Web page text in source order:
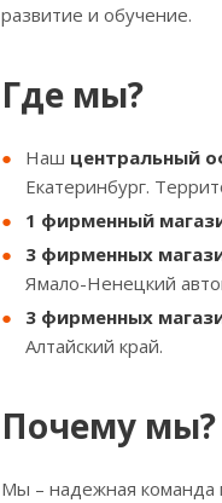
развитие и обучение.
Где мы?
Наш центральный
Екатеринбург.
1 фирменный
3 фирменных
Ямало-Ненецкий
3 фирменных
Алтайский край.
Почему мы?
Мы – надежная команда